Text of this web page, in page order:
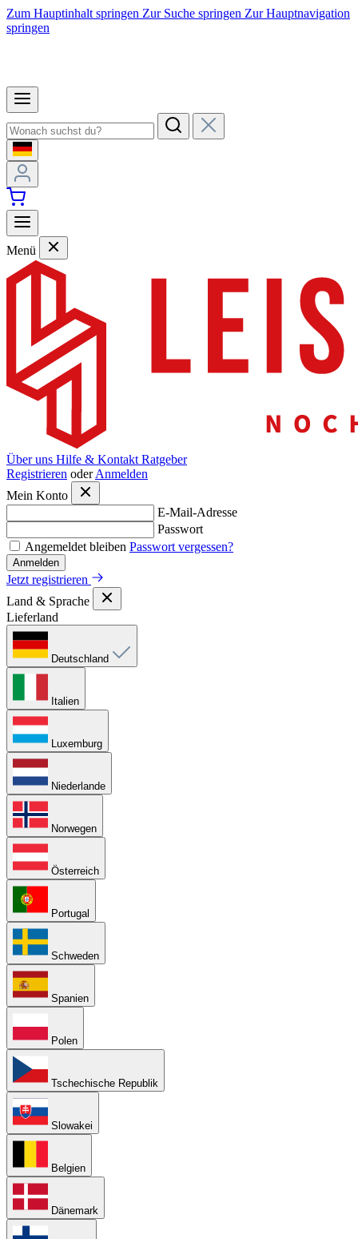
Zum Hauptinhalt springen Zur Suche springen Zur Hauptnavigation
springen
Menü
Über uns Hilfe & Kontakt Ratgeber
Registrieren oder Anmelden
Mein Konto
E-Mail-Adresse
Passwort
Angemeldet bleiben Passwort vergessen?
Anmelden
Jetzt registrieren
Land & Sprache
Lieferland
Deutschland
Italien
Luxemburg
Niederlande
Norwegen
Österreich
Portugal
Schweden
Spanien
Polen
Tschechische Republik
Slowakei
Belgien
Dänemark